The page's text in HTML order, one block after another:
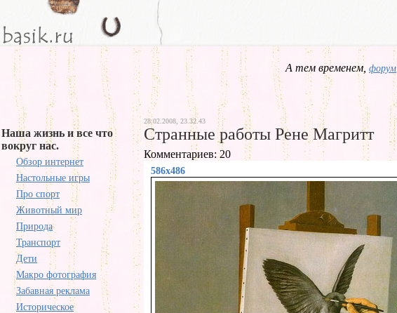
А тем временем, форум
Наша жизнь и все что
вокруг нас.
Обзор интернет
Настольные игры
Про спорт
Животный мир
Природа
Транспорт
Дети
Макро фотография
Забавная реклама
Историческое
28.02.2008, 23.32.43
Странные работы Рене Магритт
Комментариев: 20
586x486